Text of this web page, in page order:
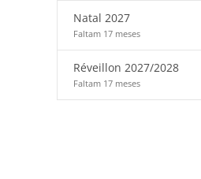
Natal 2027
Faltam 17 meses
Réveillon 2027/2028
Faltam 17 meses